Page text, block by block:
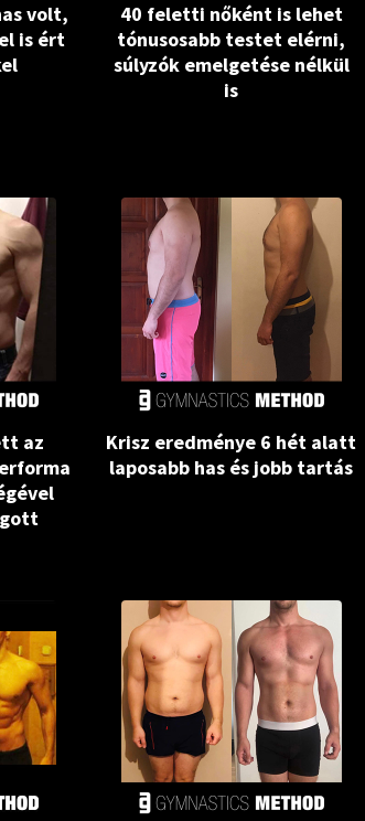
volt,
is ért
40 feletti nőként is lehet
tónusosabb testet elérni,
súlyzók emelgetése nélkül
is
az
Krisz eredménye 6 hét alatt
laposabb has és jobb tartás